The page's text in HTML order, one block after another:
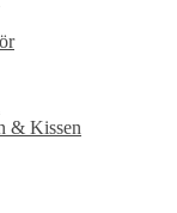
& Kissen